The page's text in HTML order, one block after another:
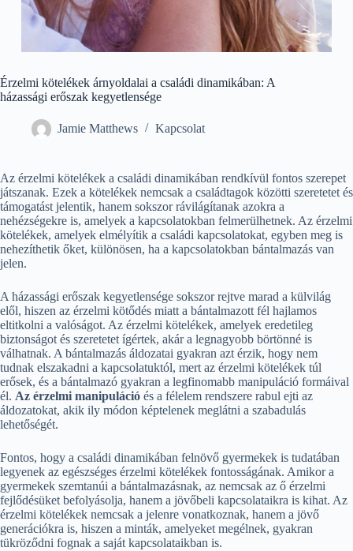
Érzelmi kötelékek árnyoldalai a családi dinamikában: A
házassági erőszak kegyetlensége
Jamie Matthews Kapcsolat
Az érzelmi kötelékek a családi dinamikában rendkívül fontos szerepet
játszanak. Ezek a kötelékek nemcsak a családtagok közötti szeretetet és
támogatást jelentik, hanem sokszor rávilágítanak azokra a
nehézségekre is, amelyek a kapcsolatokban felmerülhetnek. Az érzelmi
kötelékek, amelyek elmélyítik a családi kapcsolatokat, egyben meg is
nehezíthetik őket, különösen, ha a kapcsolatokban bántalmazás van
jelen.
A házassági erőszak kegyetlensége sokszor rejtve marad a külvilág
elől, hiszen az érzelmi kötődés miatt a bántalmazott fél hajlamos
eltitkolni a valóságot. Az érzelmi kötelékek, amelyek eredetileg
biztonságot és szeretetet ígértek, akár a legnagyobb börtönné is
válhatnak. A bántalmazás áldozatai gyakran azt érzik, hogy nem
tudnak elszakadni a kapcsolatuktól, mert az érzelmi kötelékek túl
erősek, és a bántalmazó gyakran a legfinomabb manipuláció formáival
él. Az érzelmi manipuláció és a félelem rendszere rabul ejti az
áldozatokat, akik ily módon képtelenek meglátni a szabadulás
lehetőségét.
Fontos, hogy a családi dinamikában felnövő gyermekek is tudatában
legyenek az egészséges érzelmi kötelékek fontosságának. Amikor a
gyermekek szemtanúi a bántalmazásnak, az nemcsak az ő érzelmi
fejlődésüket befolyásolja, hanem a jövőbeli kapcsolataikra is kihat. Az
érzelmi kötelékek nemcsak a jelenre vonatkoznak, hanem a jövő
generációkra is, hiszen a minták, amelyeket megélnek, gyakran
tükröződni fognak a saját kapcsolataikban is.